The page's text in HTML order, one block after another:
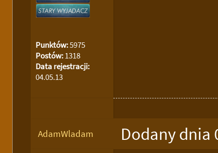
Punktów:5975
Postów:1318
Data rejestracji:
04.05.13
AdamWladam Dodany dnia